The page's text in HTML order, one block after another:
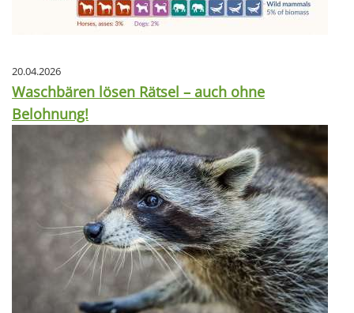
20.04.2026
Waschbären lösen Rätsel – auch ohne
Belohnung!